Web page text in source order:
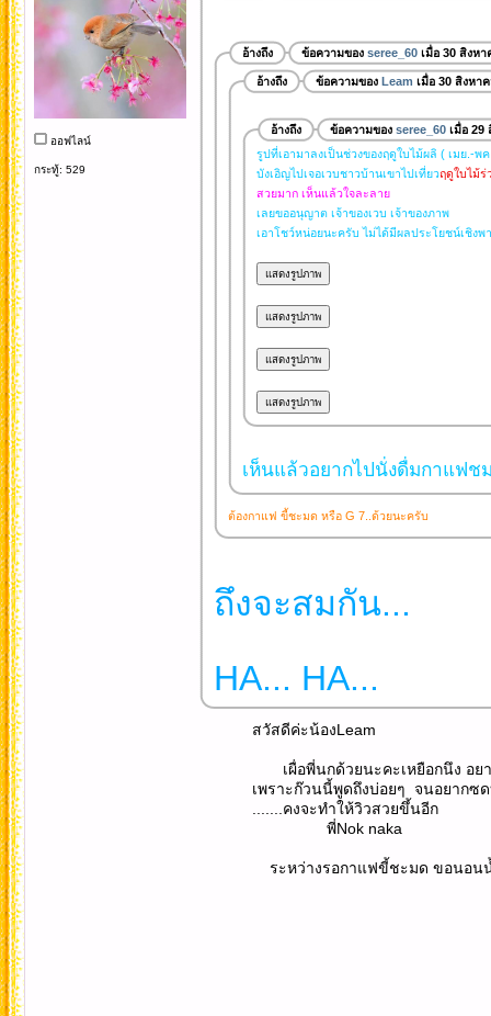
ออฟไลน์
กระทู้: 529
อ้างถึง ข้อความของ seree_60เมื่อ 30 สิงหา
อ้างถึง ข้อความของ Leam เมื่อ 30 สิงหา
อ้างถึง ข้อความของ seree_60เมื่อ 29
รูปที่เอามาลงเป็นช่วงของฤดูใบไม้ผลิ ( เมย.-พ
บังเอิญไปเจอเวบชาวบ้านเขาไปเที่ยวฤดูใบไม้ร่
สวยมาก เห็นแล้วใจละลาย
เลยขออนุญาต เจ้าของเวบ เจ้าของภาพ
เอาโชว์หน่อยนะครับ ไม่ได้มีผลประโยชน์เชิง
เห็นแล้วอยากไปนั่งดื่มกาแฟช
ต้องกาแฟ ขี้ชะมด หรือ G 7..ด้วยนะครับ
ถึงจะสมกัน...
HA... HA...
สวัสดีค่ะน้องLeam
เผื่อพี่นกด้วยนะคะเหยือกนึง อยากรู้
เพราะก๊วนนี้พูดถึงบ่อยๆ จนอยากซด
.......คงจะทำให้วิวสวยขึ้นอีก
พี่Nok naka
ระหว่างรอกาแฟขี้ชะมด ขอนอนน้ำ